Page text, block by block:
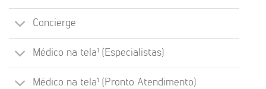
Concierge
Médico na tela¹ (Especialistas)
Médico na tela¹ (Pronto Atendimento)